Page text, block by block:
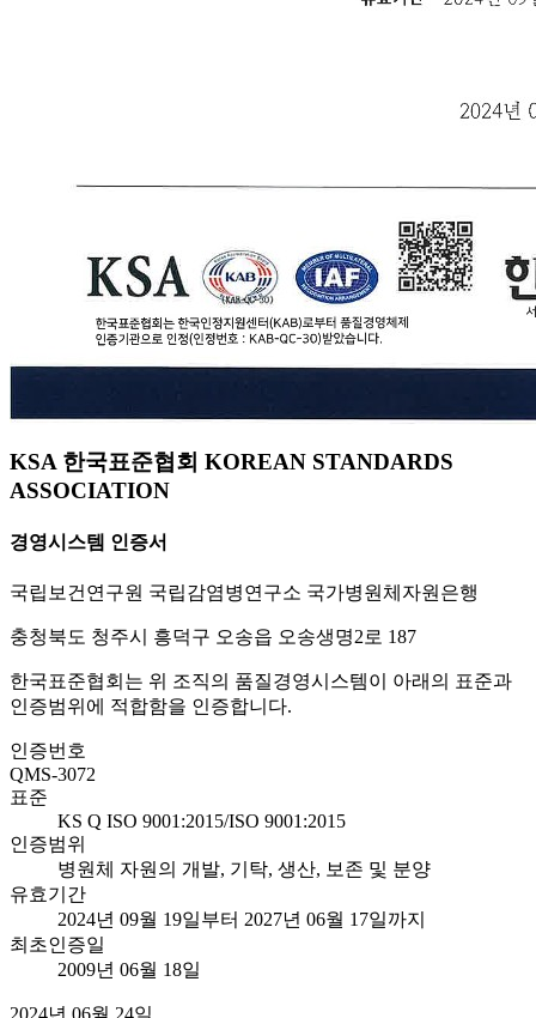
KSA 한국표준협회 KOREAN STANDARDS
ASSOCIATION
경영시스템 인증서
국립보건연구원 국립감염병연구소 국가병원체자원은행
충청북도 청주시 흥덕구 오송읍 오송생명2로 187
한국표준협회는 위 조직의 품질경영시스템이 아래의 표준과
인증범위에 적합함을 인증합니다.
인증번호
QMS-3072
표준
KS Q ISO 9001:2015/ISO 9001:2015
인증범위
병원체 자원의 개발, 기탁, 생산, 보존 및 분양
유효기간
2024년 09월 19일부터 2027년 06월 17일까지
최초인증일
2009년 06월 18일
2024년 06월 24일